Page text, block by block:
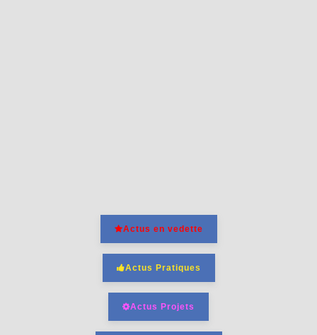
Actus en vedette
Actus Pratiques
Actus Projets